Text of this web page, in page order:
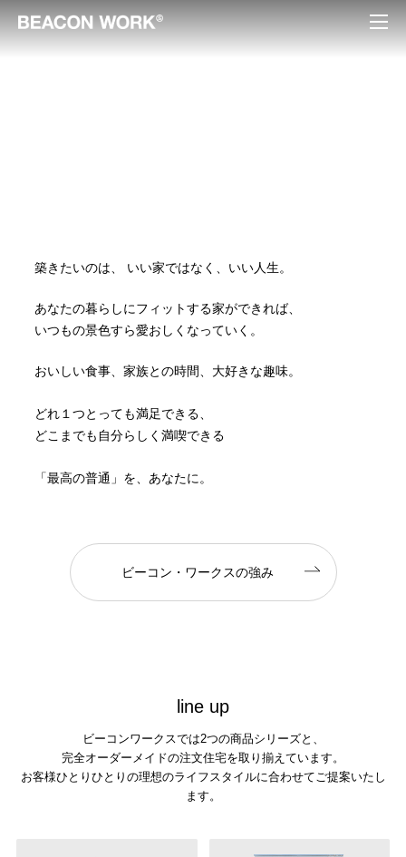
築きたいのは、 いい家ではなく、いい人生。
あなたの暮らしにフィットする家ができれば、
いつもの景色すら愛おしくなっていく。
おいしい食事、家族との時間、大好きな趣味。
どれ１つとっても満足できる、
どこまでも自分らしく満喫できる
「最高の普通」を、あなたに。
ビーコン・ワークスの強み
ine up
ビーコンワークスでは2つの商品シリーズと、
完全オーダーメイドの注文住宅を取り揃えています。
お客様ひとりひとりの理想のライフスタイルに合わせてご提案いたし
ます。